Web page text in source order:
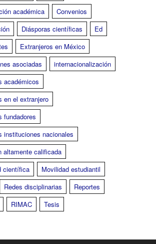
académica
Convenios
Diásporas científicas
Ed
Extranjeros en México
asociadas
internacionalización
académicos
en el extranjero
fundadores
instituciones nacionales
altamente calificada
científica
Movilidad estudiantil
Redes disciplinarias
Reportes
RIMAC Tesis